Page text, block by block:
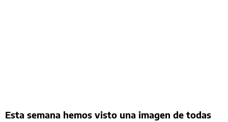
Esta semana hemos visto una imagen de todas